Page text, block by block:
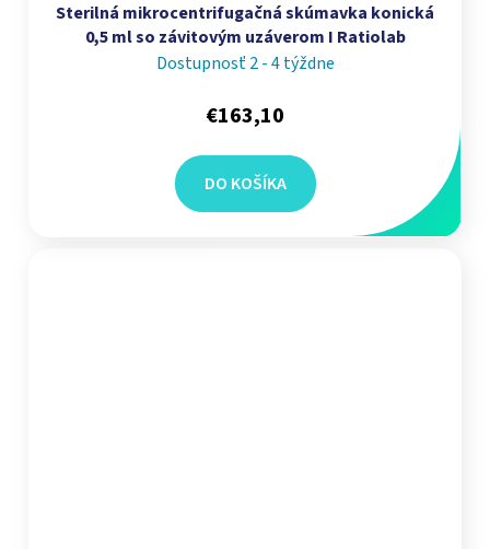
Sterilná mikrocentrifugačná skúmavka konická
0,5 ml so závitovým uzáverom I Ratiolab
Dostupnosť 2 - 4 týždne
€163,10
DO KOŠÍKA